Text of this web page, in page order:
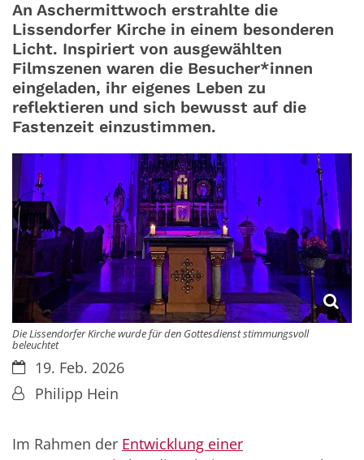
An Aschermittwoch erstrahlte die
Lissendorfer Kirche in einem besonderen
Licht. Inspiriert von ausgewählten
Filmszenen waren die Besucher*innen
eingeladen, ihr eigenes Leben zu
reflektieren und sich bewusst auf die
Fastenzeit einzustimmen.
Die Lissendorfer Kirche wurde für den Gottesdienst stimmungsvoll
beleuchtet
Datum:19. Feb. 2026
Von:Philipp Hein
Im Rahmen der Entwicklung einer